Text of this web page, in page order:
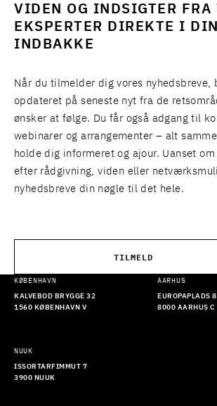
VIDEN OG INDSIGTER FRA
EKSPERTER DIREKTE I DIN
INDBAKKE
Når du tilmelder dig vores nyhedsbreve,
opdateret på seneste nyt fra de
ønsker at følge. Du får også adgang til
webinarer og arrangementer – alt
holde dig informeret og ajour. Uanset
efter rådgivning, viden eller
nyhedsbreve din nøgle til det hele.
TILMELD
KØBENHAVN
KALVEBOD BRYGGE 32
1560 KØBENHAVN V
AARHUS
EUROPAPLADS 8
8000 AARHUS C
NUUK
ISSORTARFIMMUT 7
3900 NUUK